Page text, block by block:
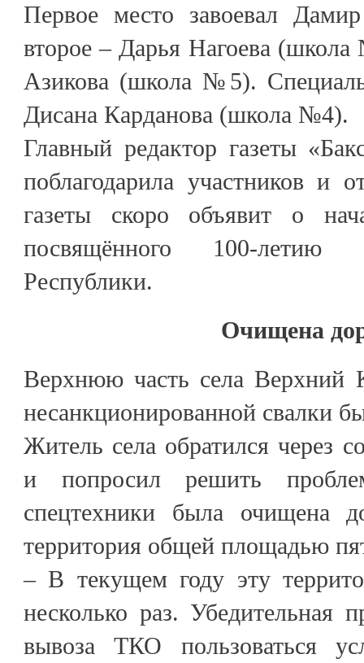
Первое место завоевал
второе – Дарья Нагоева
Азикова (школа №5).
Дисана Карданова (школа №4).
Главный редактор газеты
поблагодарила участников и
газеты скоро объявит о
посвящённого 100-летию
Республики.
Очищена
Верхнюю часть села Верхний
несанкционированной свалки
Житель села обратился через
и попросил решить
спецтехники была очищена
территория общей площадью
– В текущем году эту
несколько раз. Убедительная
вывоза ТКО пользоваться